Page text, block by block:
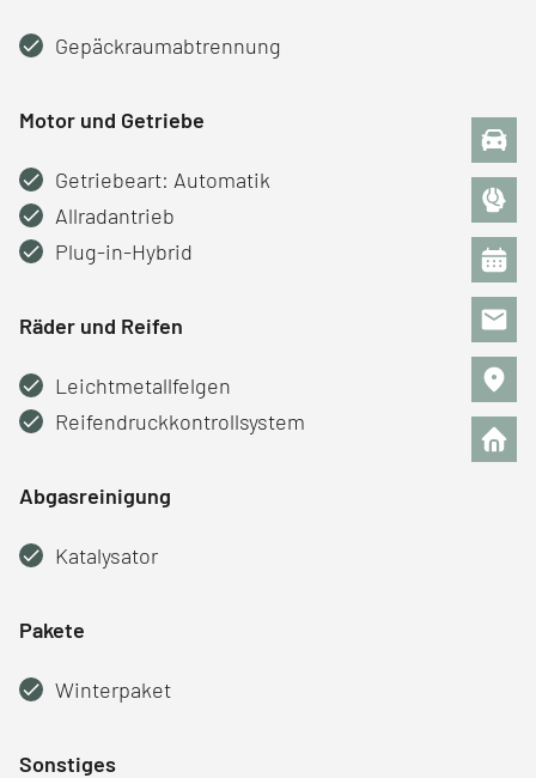
Gepäckraumabtrennung
Motor und Getriebe
Getriebeart: Automatik
Allradantrieb
Plug-in-Hybrid
Räder und Reifen
Leichtmetallfelgen
Reifendruckkontrollsystem
Abgasreinigung
Katalysator
Pakete
Winterpaket
Sonstiges